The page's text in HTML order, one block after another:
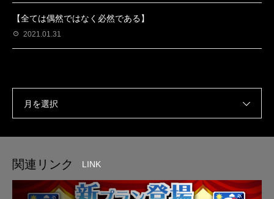
【全ては偶然ではなく必然である】
2021.01.31
月を選択
関連リンク LINK